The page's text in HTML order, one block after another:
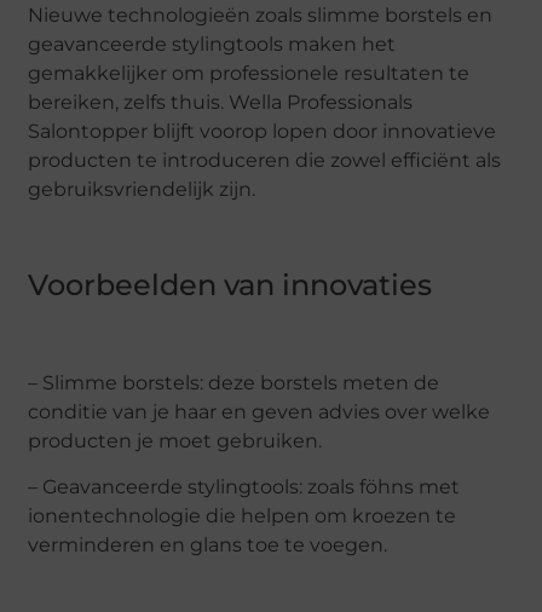
Nieuwe technologieën zoals slimme borstels en
geavanceerde stylingtools maken het
gemakkelijker om professionele resultaten te
bereiken, zelfs thuis. Wella Professionals
Salontopper blijft voorop lopen door innovatieve
producten te introduceren die zowel efficiënt als
gebruiksvriendelijk zijn.
Voorbeelden van innovaties
– Slimme borstels: deze borstels meten de
conditie van je haar en geven advies over welke
producten je moet gebruiken.
– Geavanceerde stylingtools: zoals föhns met
ionentechnologie die helpen om kroezen te
verminderen en glans toe te voegen.